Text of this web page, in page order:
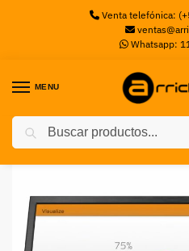
Venta telefónica:
Whatsapp:
MENU
Inicio Monitores / Monitor HP LED